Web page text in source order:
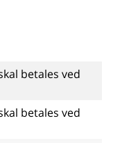
betales ved
betales ved